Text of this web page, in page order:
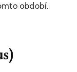
období.